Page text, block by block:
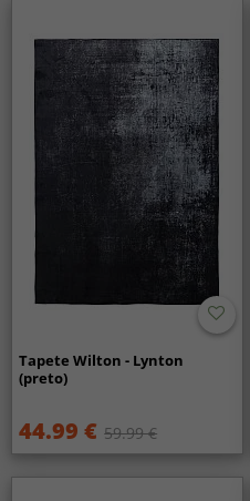
Tapete Wilton - Lynton
(preto)
44.99 € 59.99 €